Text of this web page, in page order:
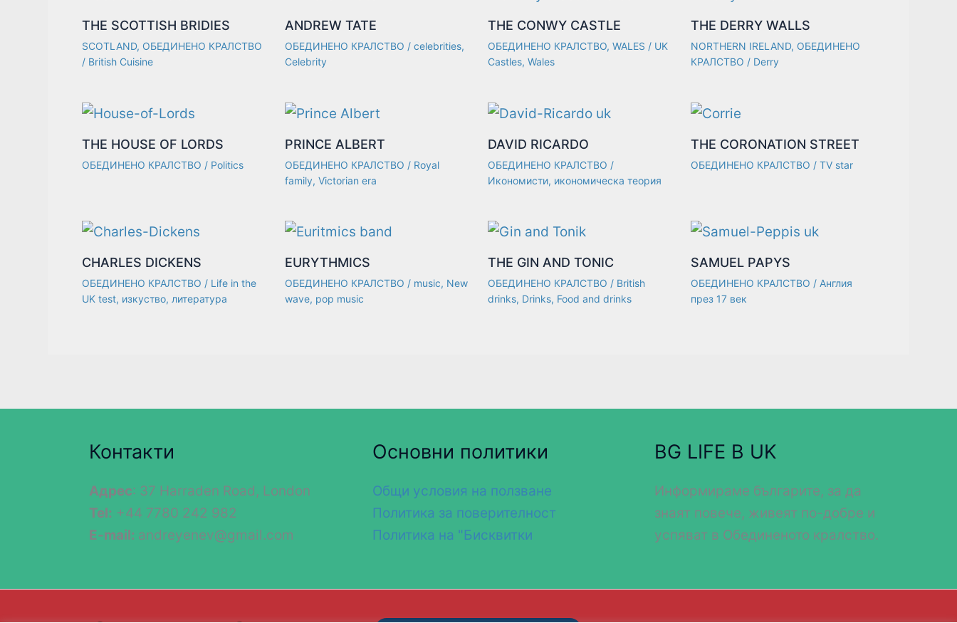
THE SCOTTISH BRIDIES
SCOTLAND, ОБЕДИНЕНО КРАЛСТВО
/ British Cuisine
ANDREW TATE
ОБЕДИНЕНО КРАЛСТВО / celebrities,
Celebrity
THE CONWY CASTLE
ОБЕДИНЕНО КРАЛСТВО, WALES / UK
Castles, Wales
THE DERRY WALLS
NORTHERN IRELAND, ОБЕДИНЕНО
КРАЛСТВО / Derry
THE HOUSE OF LORDS
ОБЕДИНЕНО КРАЛСТВО / Politics
PRINCE ALBERT
ОБЕДИНЕНО КРАЛСТВО / Royal
family, Victorian era
DAVID RICARDO
ОБЕДИНЕНО КРАЛСТВО /
Икономисти, икономическа теория
THE CORONATION STREET
ОБЕДИНЕНО КРАЛСТВО / TV star
CHARLES DICKENS
ОБЕДИНЕНО КРАЛСТВО / Life in the
UK test, изкуство, литература
EURYTHMICS
ОБЕДИНЕНО КРАЛСТВО / music, New
wave, pop music
THE GIN AND TONIC
ОБЕДИНЕНО КРАЛСТВО / British
drinks, Drinks, Food and drinks
SAMUEL PAPYS
ОБЕДИНЕНО КРАЛСТВО / Англия
през 17 век
Контакти
Адрес: 37 Harraden Road, London
Tel: +44 7780 242 982
E-mail: andreyenev@gmail.com
Основни политики
Общи условия на ползване
Политика за поверителност
Политика на "Бисквитки
BG LIFE В UK
Информираме българите, за да
знаят повече, живеят по-добре и
успяват в Обединеното кралство.